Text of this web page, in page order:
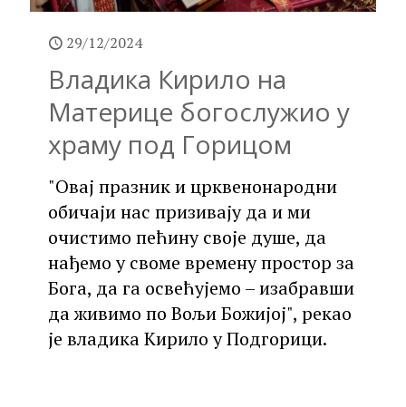
29/12/2024
Владика Кирило на
Материце богослужио у
храму под Горицом
"Овај празник и црквенонародни
обичаји нас призивају да и ми
очистимо пећину своје душе, да
нађемо у своме времену простор за
Бога, да га освећујемо – изабравши
да живимо по Вољи Божијој", рекао
је владика Кирило у Подгорици.